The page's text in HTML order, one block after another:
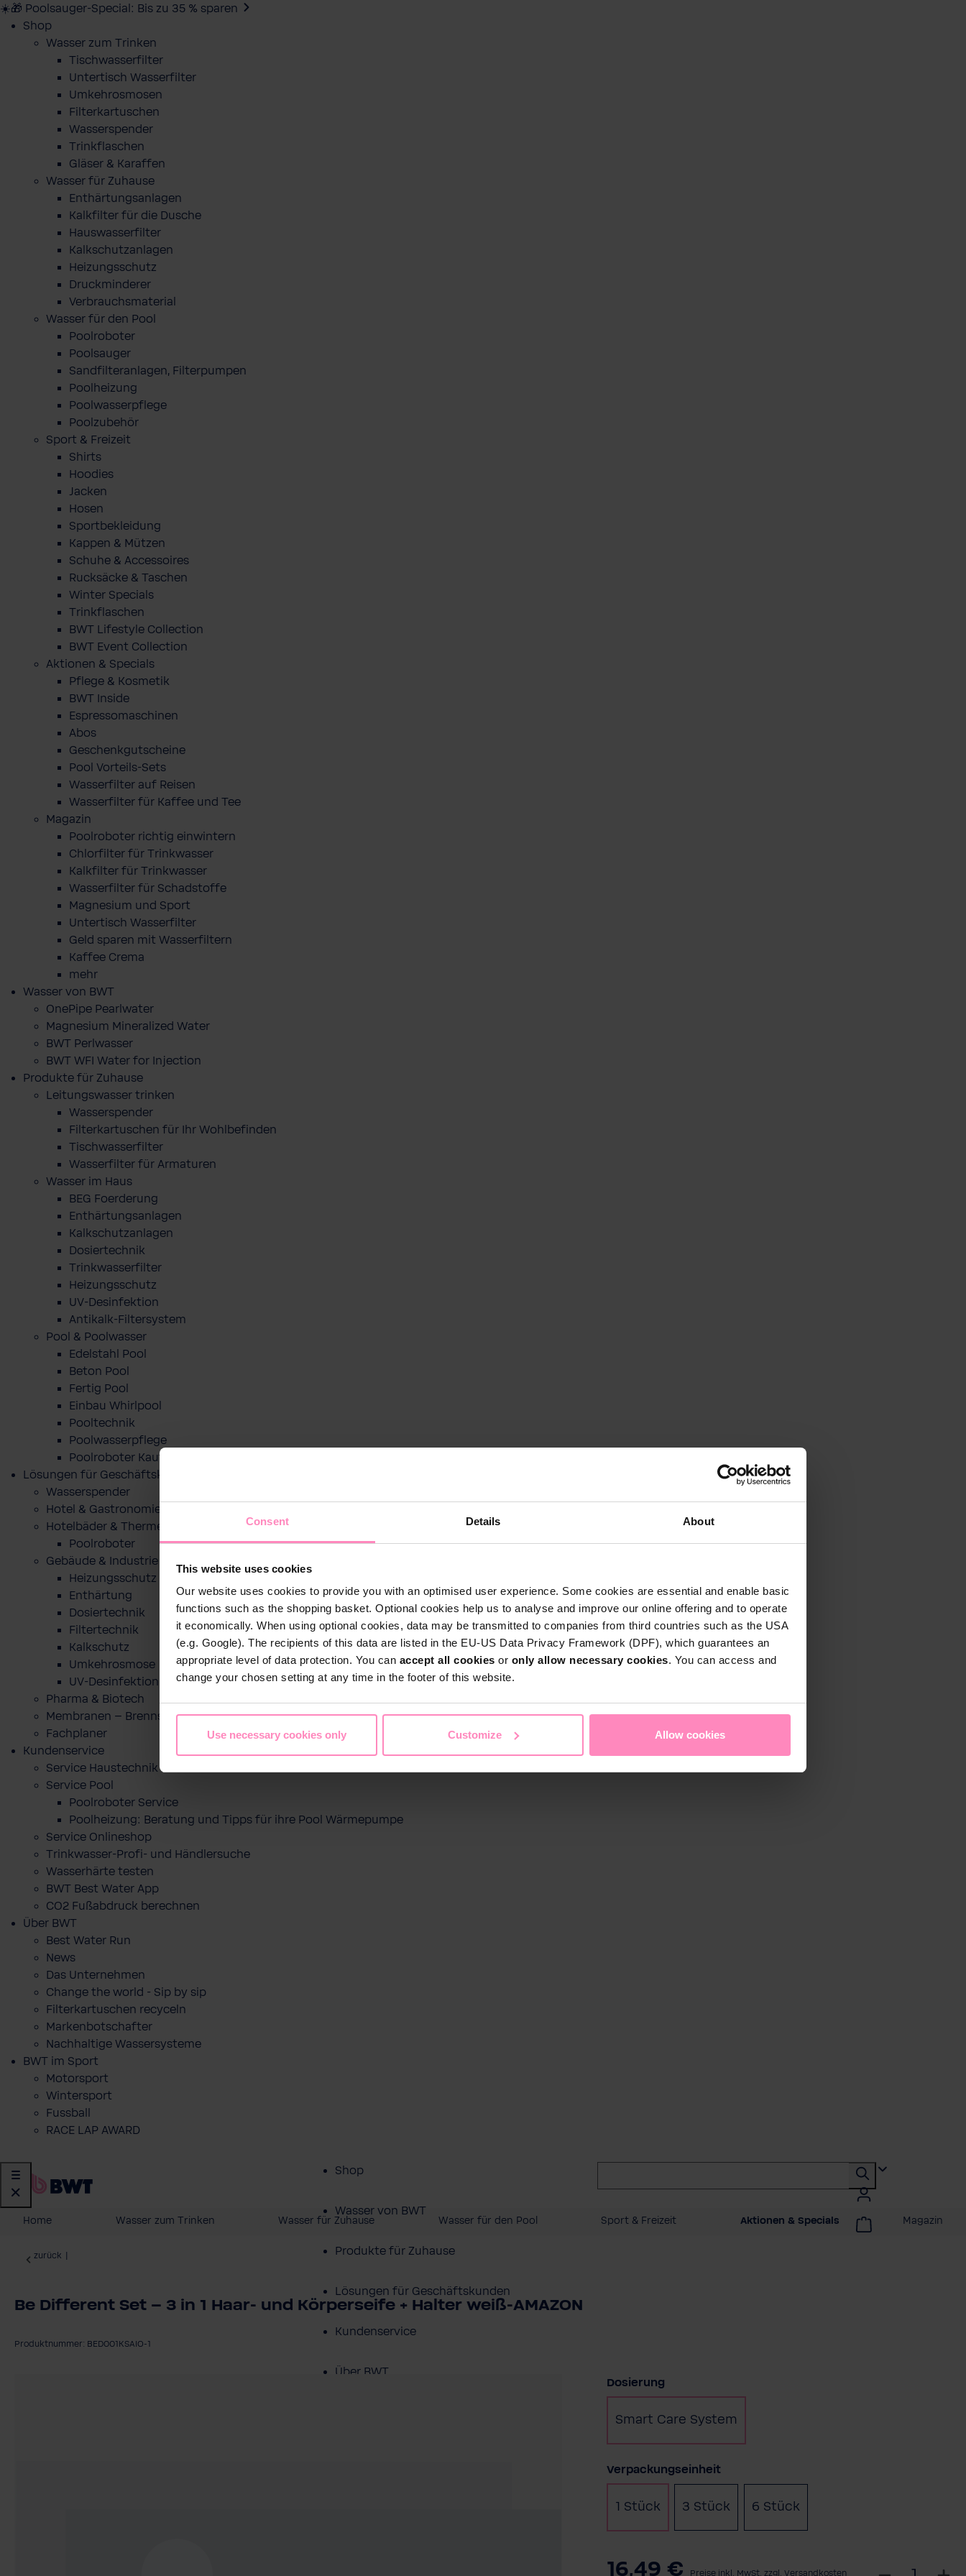
Consent Details About
This website uses cookies
Our website uses cookies to provide you with an optimised user experience. Some cookies are essential and enable basic
functions such as the shopping basket. Optional cookies help us to analyse and improve our online offering and to operate
it economically. When using optional cookies, data may be transmitted to companies from third countries such as the USA
(e.g. Google). The recipients of this data are listed in the EU-US Data Privacy Framework (DPF), which guarantees an
appropriate level of data protection. You can accept all cookies or only allow necessary cookies. You can access and
change your chosen setting at any time in the footer of this website.
Use necessary cookies only Customize Allow cookies
☀️🎁 Poolsauger-Special: Bis zu 35 % sparen
Shop
Wasser zum Trinken
Tischwasserfilter
Untertisch Wasserfilter
Umkehrosmosen
Filterkartuschen
Wasserspender
Trinkflaschen
Gläser & Karaffen
Wasser für Zuhause
Enthärtungsanlagen
Kalkfilter für die Dusche
Hauswasserfilter
Kalkschutzanlagen
Heizungsschutz
Druckminderer
Verbrauchsmaterial
Wasser für den Pool
Poolroboter
Poolsauger
Sandfilteranlagen, Filterpumpen
Poolheizung
Poolwasserpflege
Poolzubehör
Sport & Freizeit
Shirts
Hoodies
Jacken
Hosen
Sportbekleidung
Kappen & Mützen
Schuhe & Accessoires
Rucksäcke & Taschen
Winter Specials
Trinkflaschen
BWT Lifestyle Collection
BWT Event Collection
Aktionen & Specials
Pflege & Kosmetik
BWT Inside
Espressomaschinen
Abos
Geschenkgutscheine
Pool Vorteils-Sets
Wasserfilter auf Reisen
Wasserfilter für Kaffee und Tee
Magazin
Poolroboter richtig einwintern
Chlorfilter für Trinkwasser
Kalkfilter für Trinkwasser
Wasserfilter für Schadstoffe
Magnesium und Sport
Untertisch Wasserfilter
Geld sparen mit Wasserfiltern
Kaffee Crema
mehr
Wasser von BWT
OnePipe Pearlwater
Magnesium Mineralized Water
BWT Perlwasser
BWT WFI Water for Injection
Produkte für Zuhause
Leitungswasser trinken
Wasserspender
Filterkartuschen für Ihr Wohlbefinden
Tischwasserfilter
Wasserfilter für Armaturen
Wasser im Haus
BEG Foerderung
Enthärtungsanlagen
Kalkschutzanlagen
Dosiertechnik
Trinkwasserfilter
Heizungsschutz
UV-Desinfektion
Antikalk-Filtersystem
Pool & Poolwasser
Edelstahl Pool
Beton Pool
Fertig Pool
Einbau Whirlpool
Pooltechnik
Poolwasserpflege
Poolroboter Kaufberatung und Tipps
Lösungen für Geschäftskunden
Wasserspender
Hotel & Gastronomie
Hotelbäder & Thermen
Poolroboter
Gebäude & Industrie
Heizungsschutz
Enthärtung
Dosiertechnik
Filtertechnik
Kalkschutz
Umkehrosmose
UV-Desinfektion
Pharma & Biotech
Membranen – Brennstoffzelle
Fachplaner
Kundenservice
Service Haustechnik
Service Pool
Poolroboter Service
Poolheizung: Beratung und Tipps für ihre Pool Wärmepumpe
Service Onlineshop
Trinkwasser-Profi- und Händlersuche
Wasserhärte testen
BWT Best Water App
CO2 Fußabdruck berechnen
Über BWT
Best Water Run
News
Das Unternehmen
Change the world - Sip by sip
Filterkartuschen recyceln
Markenbotschafter
Nachhaltige Wassersysteme
BWT im Sport
Motorsport
Wintersport
Fussball
RACE LAP AWARD
Shop
Wasser von BWT
Produkte für Zuhause
Lösungen für Geschäftskunden
Kundenservice
Über BWT
Home Wasser zum Trinken Wasser für Zuhause Wasser für den Pool Sport & Freizeit Aktionen & Specials Magazin
zurück
Be Different Set – 3 in 1 Haar- und Körperseife + Halter weiß-AMAZON
Produktnummer: BED001KSAIO-1
Dosierung
Smart Care System
Verpackungseinheitauswählen
1 Stück 3 Stück 6 Stück
16,49 € Preise inkl. MwSt. zzgl. Versandkosten W